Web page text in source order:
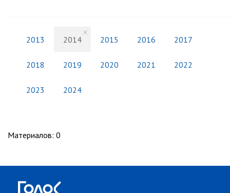
2013 2014 2015 2016 2017
2018 2019 2020 2021 2022
2023 2024
Материалов: 0